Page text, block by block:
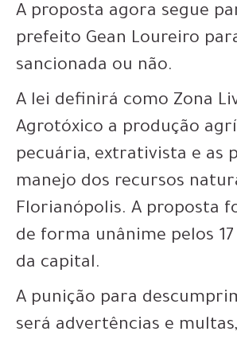
A proposta agora segue
prefeito Gean Loureiro
sancionada ou não.
A lei definirá como Zona
Agrotóxico a produção
pecuária, extrativista e as
manejo dos recursos
Florianópolis. A proposta
de forma unânime pelos
da capital.
A punição para
será advertências e